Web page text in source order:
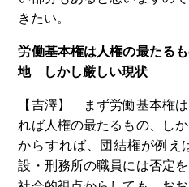
きたい。
労働基本権は人権の最たる
地 しかし厳しい現状
【吉澤】 まず労働基本権
れば人権の最たるもの、し
からすれば、団結権が例え
設・刑務所の職員には否定